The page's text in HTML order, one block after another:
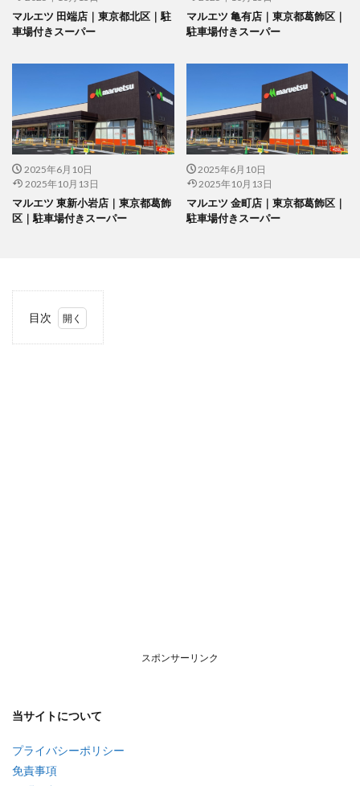
マルエツ 田端店｜東京都北区｜駐
車場付きスーパー
マルエツ 亀有店｜東京都葛飾区｜
駐車場付きスーパー
2025年6月10日
2025年10月13日
マルエツ 東新小岩店｜東京都葛飾
区｜駐車場付きスーパー
2025年6月10日
2025年10月13日
マルエツ 金町店｜東京都葛飾区｜
駐車場付きスーパー
目次
スポンサーリンク
当サイトについて
プライバシーポリシー
免責事項